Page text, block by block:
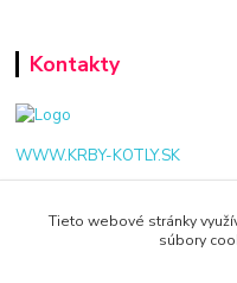
Kontakty
WWW.KRBY-KOTLY.SK
Tieto webové stránky
súbory